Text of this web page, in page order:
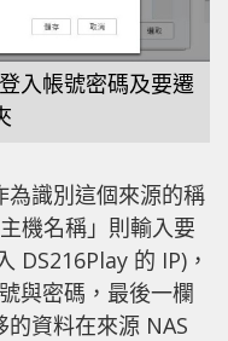
入帳號密碼及要遷
為識別這個來源的稱
機名稱」則輸入要
DS216Play 的 IP)，
與密碼，最後一欄
資料在來源 NAS